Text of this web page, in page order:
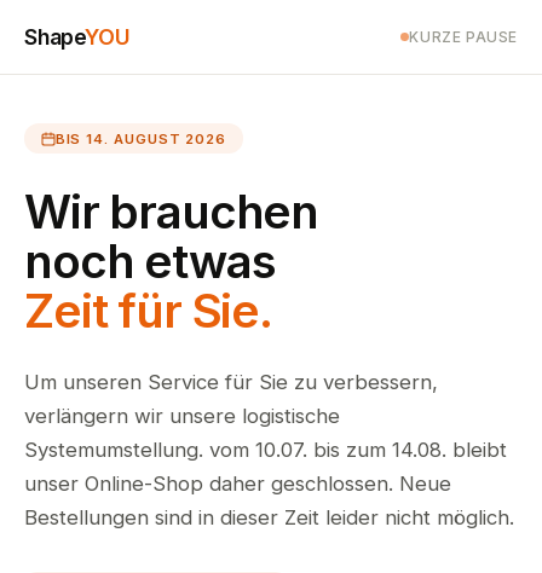
ShapeYOU KURZE PAUSE
BIS 14. AUGUST 2026
Wir brauchen
noch etwas
Zeit für Sie.
Um unseren Service für Sie zu verbessern,
verlängern wir unsere logistische
Systemumstellung. vom 10.07. bis zum 14.08. bleibt
unser Online-Shop daher geschlossen. Neue
Bestellungen sind in dieser Zeit leider nicht möglich.